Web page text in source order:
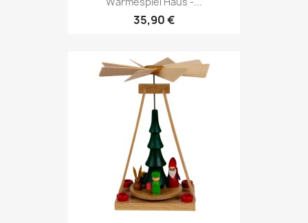
35,90 €